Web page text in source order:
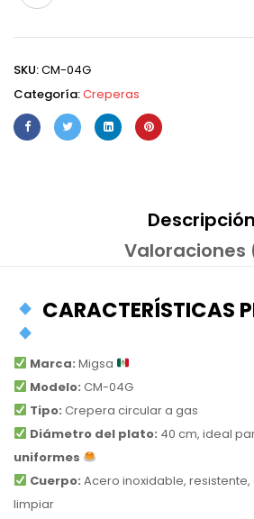
SKU:CM-04G
Categoría:Creperas
Descripción
Valoraciones
CARACTERÍSTICAS
Marca: Migsa
Modelo: CM-04G
Tipo: Crepera circular a gas
Diámetro del plato: 40 cm, ideal
uniformes
Cuerpo: Acero inoxidable,
limpiar